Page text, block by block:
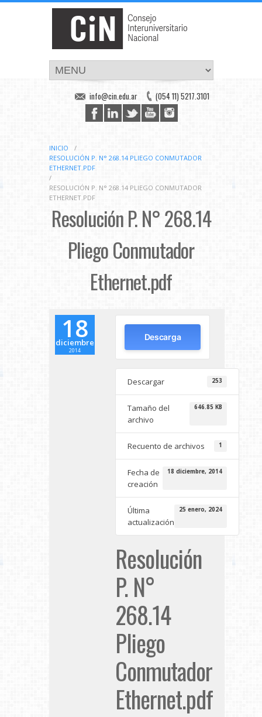
(054 11) 5217.3101
info@cin.edu.ar
INICIO
/
RESOLUCIÓN P. N° 268.14 PLIEGO CONMUTADOR
ETHERNET.PDF
/
RESOLUCIÓN P. N° 268.14 PLIEGO CONMUTADOR
ETHERNET.PDF
Resolución P. N° 268.14
Pliego Conmutador
Ethernet.pdf
18
diciembre
2014
Descarga
Descargar 253
Tamaño del
archivo
646.85 KB
Recuento de archivos 1
Fecha de
creación
18 diciembre, 2014
Última
actualización
25 enero, 2024
Resolución
P. N°
268.14
Pliego
Conmutador
Ethernet.pdf